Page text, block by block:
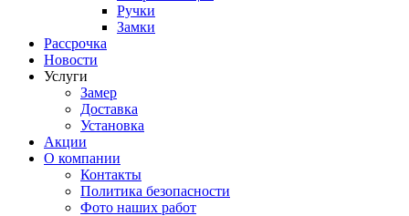
Ручки
Замки
Рассрочка
Новости
Услуги
Замер
Доставка
Установка
Акции
О компании
Контакты
Политика безопасности
Фото наших работ